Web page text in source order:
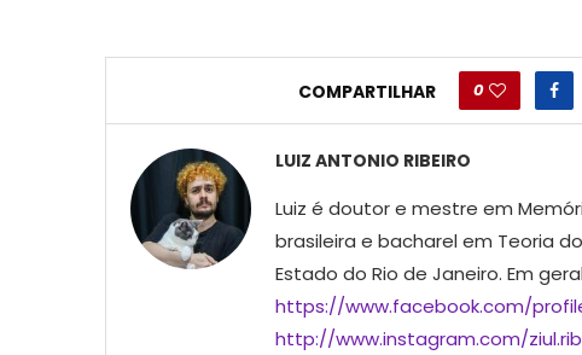
COMPARTILHAR 0
LUIZ ANTONIO RIBEIRO
Luiz é doutor e mestre em
brasileira e bacharel em Teoria
Estado do Rio de Janeiro. Em
https://www.facebook.com/
http://www.instagram.com/